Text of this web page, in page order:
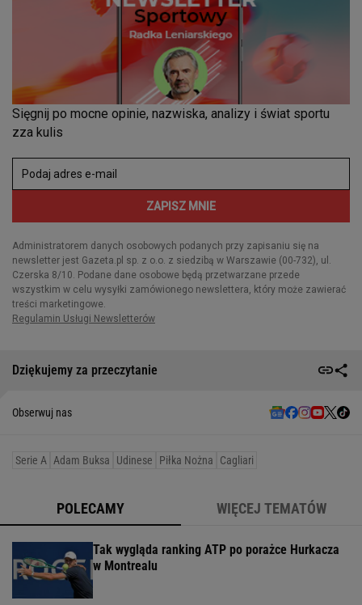
Dziękujemy za przeczytanie
Obserwuj nas
Serie A Adam Buksa Udinese Piłka Nożna Cagliari
POLECAMY WIĘCEJ TEMATÓW
Tak wygląda ranking ATP po porażce Hurkacza
w Montrealu